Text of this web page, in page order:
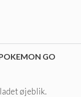
GO
øjeblik.